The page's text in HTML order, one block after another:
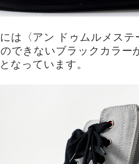
は〈アン ドゥムルメステ
できないブラックカラー
なっています。